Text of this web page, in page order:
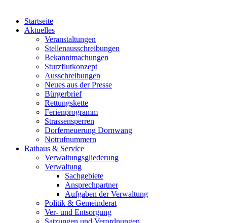
Startseite
Aktuelles
Veranstaltungen
Stellenausschreibungen
Bekanntmachungen
Sturzflutkonzept
Ausschreibungen
Neues aus der Presse
Bürgerbrief
Rettungskette
Ferienprogramm
Strassensperren
Dorferneuerung Dornwang
Notrufnummern
Rathaus & Service
Verwaltungsgliederung
Verwaltung
Sachgebiete
Ansprechpartner
Aufgaben der Verwaltung
Politik & Gemeinderat
Ver- und Entsorgung
Satzungen und Verordnungen